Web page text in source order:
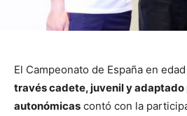
El Campeonato de España en
través cadete, juvenil y adaptado
autonómicas contó con la